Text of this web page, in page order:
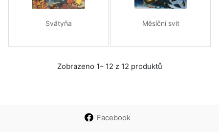
Svätyňa Měsíční svit
Zobrazeno 1– 12 z 12 produktů
Facebook